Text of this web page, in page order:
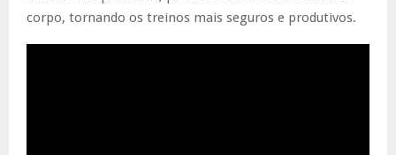
corpo, tornando os treinos mais seguros e produtivos.